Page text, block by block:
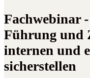
Fachwebinar
Führung und
internen und
sicherstellen